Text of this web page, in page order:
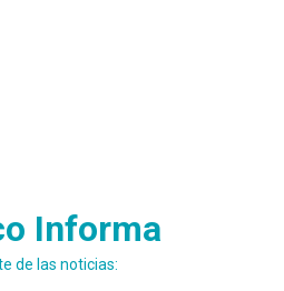
Informa
de las noticias: